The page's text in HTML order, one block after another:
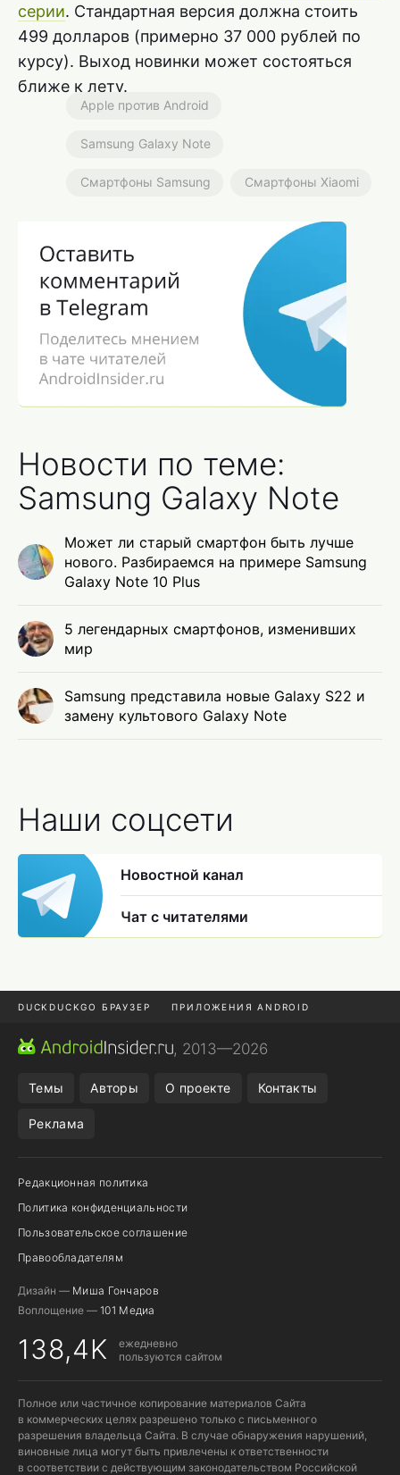
серии. Стандартная версия должна стоить
499 долларов (примерно 37 000 рублей по
курсу). Выход новинки может состояться
ближе к лету.
Apple против Android
Samsung Galaxy Note
Смартфоны Samsung Смартфоны Xiaomi
Новости по теме:
Samsung Galaxy Note
Может ли старый смартфон быть лучше
нового. Разбираемся на примере Samsung
Galaxy Note 10 Plus
5 легендарных смартфонов, изменивших
мир
Samsung представила новые Galaxy S22 и
замену культового Galaxy Note
Наши соцсети
Новостной канал
Чат с читателями
DUCKDUCKGO БРАУЗЕР ПРИЛОЖЕНИЯ ANDROID
CHROME БРАУЗЕР
, 2013—2026
Темы Авторы О проекте Контакты
Реклама
Редакционная политика
Политика конфиденциальности
Пользовательское соглашение
Правообладателям
Дизайн — Миша Гончаров
Воплощение — 101 Медиа
138,4K
ежедневно
пользуются сайтом
Полное или частичное копирование материалов Сайта
в коммерческих целях разрешено только с письменного
разрешения владельца Сайта. В случае обнаружения нарушений,
виновные лица могут быть привлечены к ответственности
в соответствии с действующим законодательством Российской